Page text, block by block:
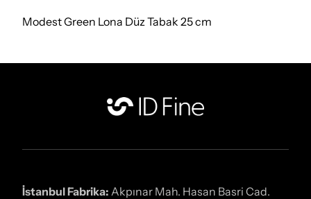
Modest Green Lona Düz Tabak 25 cm
İstanbul Fabrika: Akpınar Mah. Hasan Basri Cad.